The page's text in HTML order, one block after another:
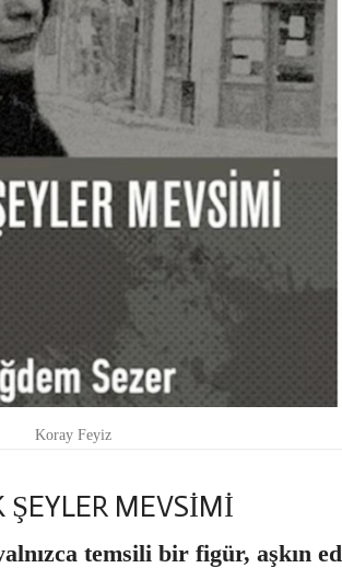
Koray Feyiz
ŞEYLER MEVSİMİ
temsili bir figür, aşkın